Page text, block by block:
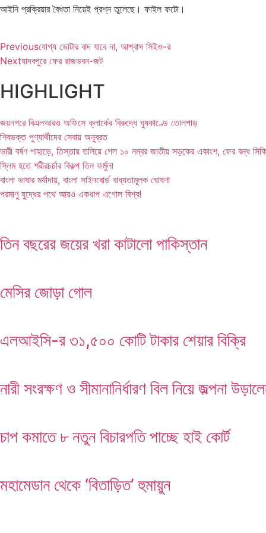
আইনি প্রক্রিয়ার বৈধতা নিয়েই প্রশ্ন তুলেছে। ফাইল ফটো।
Previousযোগ্য ভোটার বাদ যাবে না, আশ্বাস সিইও-র
Nextযাদবপুরে ফের রাজভবন-জট
HIGHLIGHT
জয়নগরে বিএলআরও অফিসে ক্লার্কের বিরুদ্ধে ঘুষকাণ্ডে তোলপাড়
শিবভক্ত পুণ্যার্থীদের সেবায় অনুব্রত
ভারী বর্ষণ পাহাড়ে, তিস্তায় তলিয়ে গেল ১০ নম্বর জাতীয় সড়কের একাংশ, ফের বন্ধ
স্লিম হতে শরীরচর্চার বিকল্প তিন ফর্মুলা
বাংলা ভাষার মর্যাদায়, বাংলা সাইনবোর্ড বাধ্যতামূলক ঘোষণা
পরমাণু যুদ্ধের পথে আরও একধাপ এগোল বিশ্ব!
তিন বছরের জয়ের খরা কাটালো পাকিস্তান
মেসির জোড়া গোল
এলআইসি-র ৩১,৫০০ কোটি টাকার শেয়ার বিক্রি
নারী সংরক্ষণ ও সীমানানির্ধারণ বিল নিয়ে জল্পনা
চাপ কমাতে ৮ নতুন বিচারপতি পাচ্ছে হাই কোর্ট
মহামেডান থেকে ‘বিতাড়িত’ হুমায়ুন